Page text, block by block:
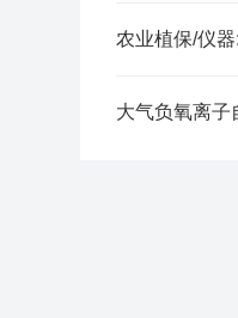
大气负氧离子